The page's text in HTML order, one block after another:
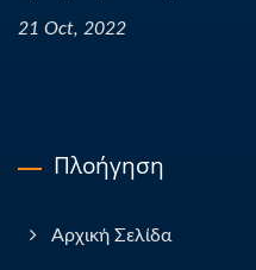
21 Oct, 2022
Πλοήγηση
Αρχική Σελίδα